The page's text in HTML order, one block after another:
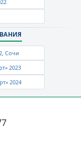
Сочи
2023
2024